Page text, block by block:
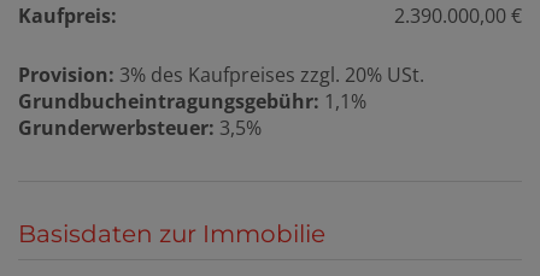
Kaufpreis: 2.390.000,00 €
Provision: 3% des Kaufpreises zzgl. 20% USt.
Grundbucheintragungsgebühr: 1,1%
Grunderwerbsteuer: 3,5%
Basisdaten zur Immobilie